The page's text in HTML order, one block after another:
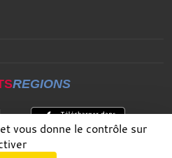
REGIONS
vous donne le contrôle sur